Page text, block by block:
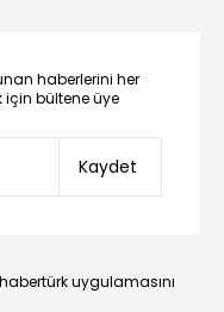
haberlerini her
bültene üye
Kaydet
uygulamasını